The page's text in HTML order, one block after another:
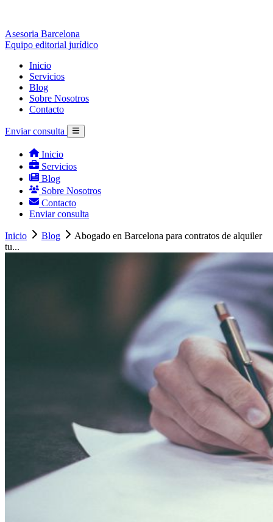
Asesoria Barcelona
Equipo editorial jurídico
Inicio
Servicios
Blog
Sobre Nosotros
Contacto
Enviar consulta
Inicio
Servicios
Blog
Sobre Nosotros
Contacto
Enviar consulta
Inicio Blog
Abogado en Barcelona para contratos de alquiler
tu...